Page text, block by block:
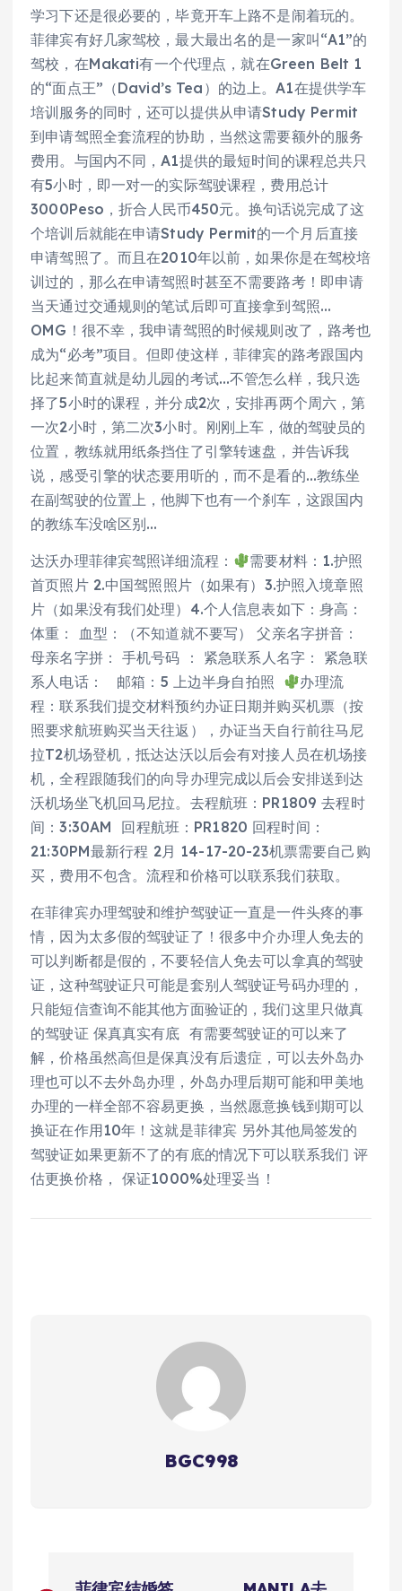
学习下还是很必要的，毕竟开车上路不是闹着玩的。
菲律宾有好几家驾校，最大最出名的是一家叫“A1”的
驾校，在Makati有一个代理点，就在Green Belt 1
的“面点王”（David’s Tea）的边上。A1在提供学车
培训服务的同时，还可以提供从申请Study Permit
到申请驾照全套流程的协助，当然这需要额外的服务
费用。与国内不同，A1提供的最短时间的课程总共只
有5小时，即一对一的实际驾驶课程，费用总计
3000Peso，折合人民币450元。换句话说完成了这
个培训后就能在申请Study Permit的一个月后直接
申请驾照了。而且在2010年以前，如果你是在驾校培
训过的，那么在申请驾照时甚至不需要路考！即申请
当天通过交通规则的笔试后即可直接拿到驾照…
OMG！很不幸，我申请驾照的时候规则改了，路考也
成为“必考”项目。但即使这样，菲律宾的路考跟国内
比起来简直就是幼儿园的考试…不管怎么样，我只选
择了5小时的课程，并分成2次，安排再两个周六，第
一次2小时，第二次3小时。刚刚上车，做的驾驶员的
位置，教练就用纸条挡住了引擎转速盘，并告诉我
说，感受引擎的状态要用听的，而不是看的…教练坐
在副驾驶的位置上，他脚下也有一个刹车，这跟国内
的教练车没啥区别…
达沃办理菲律宾驾照详细流程：
需要材料：1.护照
首页照片 2.中国驾照照片（如果有）3.护照入境章照
片（如果没有我们处理）4.个人信息表如下：身高：
体重： 血型：（不知道就不要写） 父亲名字拼音：
母亲名字拼： 手机号码 ： 紧急联系人名字： 紧急联
系人电话： 邮箱：5 上边半身自拍照
办理流
程：联系我们提交材料预约办证日期并购买机票（按
照要求航班购买当天往返），办证当天自行前往马尼
拉T2机场登机，抵达达沃以后会有对接人员在机场接
机，全程跟随我们的向导办理完成以后会安排送到达
沃机场坐飞机回马尼拉。去程航班：PR1809 去程时
间：3:30AM 回程航班：PR1820 回程时间：
21:30PM最新行程 2月 14-17-20-23机票需要自己购
买，费用不包含。流程和价格可以联系我们获取。
在菲律宾办理驾驶和维护驾驶证一直是一件头疼的事
情，因为太多假的驾驶证了！很多中介办理人免去的
可以判断都是假的，不要轻信人免去可以拿真的驾驶
证，这种驾驶证只可能是套别人驾驶证号码办理的，
只能短信查询不能其他方面验证的，我们这里只做真
的驾驶证 保真真实有底 有需要驾驶证的可以来了
解，价格虽然高但是保真没有后遗症，可以去外岛办
理也可以不去外岛办理，外岛办理后期可能和甲美地
办理的一样全部不容易更换，当然愿意换钱到期可以
换证在作用10年！这就是菲律宾 另外其他局签发的
驾驶证如果更新不了的有底的情况下可以联系我们 评
估更换价格， 保证1000%处理妥当！
BGC998